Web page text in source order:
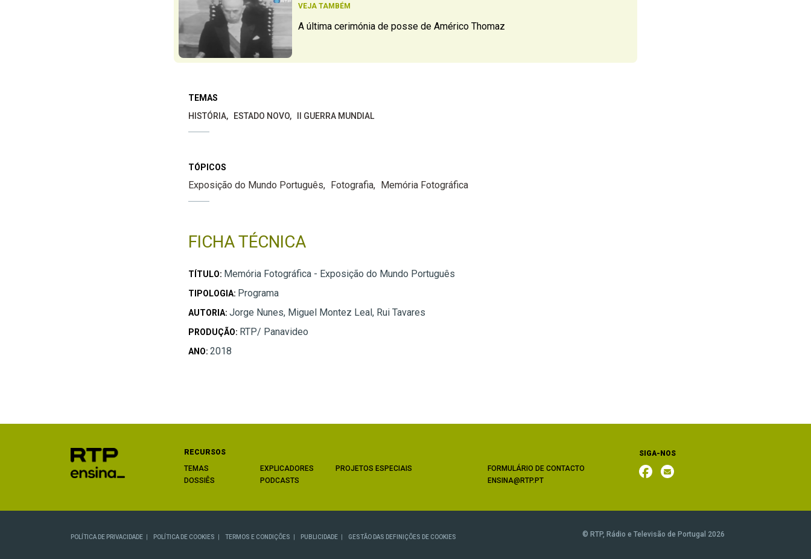
VEJA TAMBÉM
A última cerimónia de posse de Américo Thomaz
TEMAS
HISTÓRIA
ESTADO NOVO II GUERRA MUNDIAL
TÓPICOS
Exposição do Mundo Português Fotografia Memória Fotográfica
FICHA TÉCNICA
TÍTULO: Memória Fotográfica - Exposição do Mundo Português
TIPOLOGIA: Programa
AUTORIA: Jorge Nunes, Miguel Montez Leal, Rui Tavares
PRODUÇÃO: RTP/ Panavideo
ANO: 2018
RECURSOS
TEMAS
DOSSIÊS
EXPLICADORES
PODCASTS
PROJETOS ESPECIAIS
FORMULÁRIO DE CONTACTO
ENSINA@RTP.PT
SIGA-NOS
POLÍTICA DE PRIVACIDADE POLÍTICA DE COOKIES TERMOS E CONDIÇÕES PUBLICIDADE GESTÃO DAS DEFINIÇÕES DE COOKIES © RTP, Rádio e Televisão de Portugal 2026